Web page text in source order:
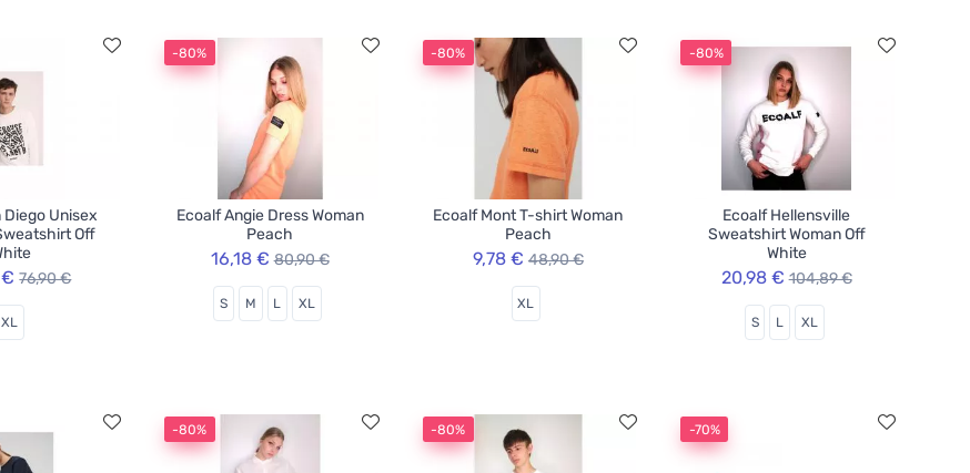
Diego Unisex
Off
76,90 €
XL
-80%
Ecoalf Angie Dress Woman
Peach
16,18 € 80,90 €
S M L XL
-80%
Ecoalf Mont T-shirt Woman
Peach
9,78 € 48,90 €
XL
-80%
Ecoalf Hellensville
Sweatshirt Woman Off
White
20,98 € 104,89 €
S L XL
-80% -80% -70%